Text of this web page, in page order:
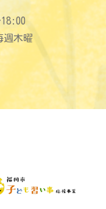
週木曜